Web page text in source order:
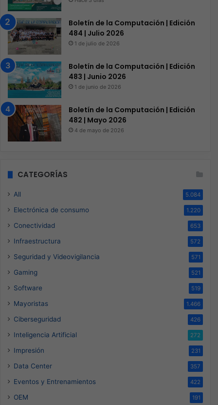
Boletín de la Computación | Edición
484 | Julio 2026
1 de julio de 2026
Boletín de la Computación | Edición
483 | Junio 2026
1 de junio de 2026
Boletín de la Computación | Edición
482 | Mayo 2026
4 de mayo de 2026
CATEGORÍAS
All 5.084
Electrónica de consumo 1.220
Conectividad 653
Infraestructura 572
Seguridad y Videovigilancia 571
Gaming 521
Software 519
Mayoristas 1.466
Ciberseguridad 426
Inteligencia Artificial 272
Impresión 231
Data Center 357
Eventos y Entrenamientos 422
OEM 191